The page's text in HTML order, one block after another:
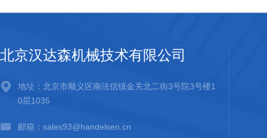
北京汉达森机械技术有限公司
地址：北京市顺义区南法信镇金关北二街3号院3号楼1
0层1035
邮箱：sales93@handelsen.cn